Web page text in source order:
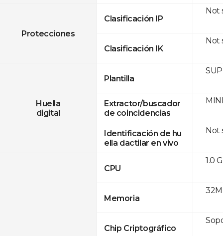
Protecciones
Clasificación IP
Clasificación IK
Huella
digital
Plantilla
Extractor/buscador
de coincidencias
Identificación de hu
ella dactilar en vivo
CPU
Memoria
Chip Criptográfico
Not
Not
Not
1.0